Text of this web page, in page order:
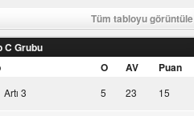
Tüm tabloyu görüntüle
C Grubu
O AV Puan
Artı 3 5 23 15